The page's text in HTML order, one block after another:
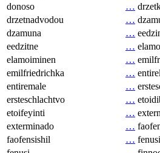
donoso
…
drzetnadvodou
…
dzamuna
…
eedzitne
…
elamoiminen
…
emilfriedrichka
…
entiremale
…
ersteschlachtvo
…
etoifeyinti
…
exterminado
…
faofensishil
… fenusi